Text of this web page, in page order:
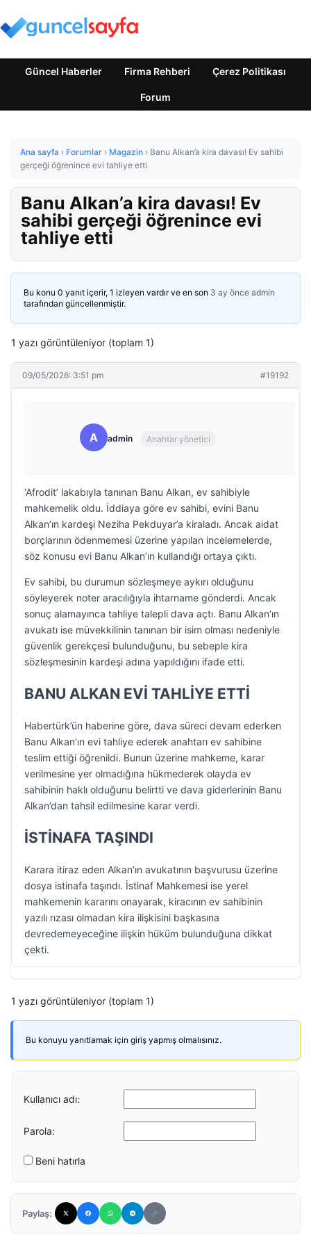
Güncel Haberler Firma Rehberi Çerez Politikası
Forum
Ana sayfa › Forumlar › Magazin › Banu Alkan’a kira davası! Ev sahibi
gerçeği öğrenince evi tahliye etti
Banu Alkan’a kira davası! Ev
sahibi gerçeği öğrenince evi
tahliye etti
Bu konu 0 yanıt içerir, 1 izleyen vardır ve en son 3 ay önce admin
tarafından güncellenmiştir.
1 yazı görüntüleniyor (toplam 1)
09/05/2026: 3:51 pm #19192
A admin Anahtar yönetici
‘Afrodit’ lakabıyla tanınan Banu Alkan, ev sahibiyle
mahkemelik oldu. İddiaya göre ev sahibi, evini Banu
Alkan’ın kardeşi Neziha Pekduyar’a kiraladı. Ancak aidat
borçlarının ödenmemesi üzerine yapılan incelemelerde,
söz konusu evi Banu Alkan’ın kullandığı ortaya çıktı.
Ev sahibi, bu durumun sözleşmeye aykırı olduğunu
söyleyerek noter aracılığıyla ihtarname gönderdi. Ancak
sonuç alamayınca tahliye talepli dava açtı. Banu Alkan’ın
avukatı ise müvekkilinin tanınan bir isim olması nedeniyle
güvenlik gerekçesi bulunduğunu, bu sebeple kira
sözleşmesinin kardeşi adına yapıldığını ifade etti.
BANU ALKAN EVİ TAHLİYE ETTİ
Habertürk’ün haberine göre, dava süreci devam ederken
Banu Alkan’ın evi tahliye ederek anahtarı ev sahibine
teslim ettiği öğrenildi. Bunun üzerine mahkeme, karar
verilmesine yer olmadığına hükmederek olayda ev
sahibinin haklı olduğunu belirtti ve dava giderlerinin Banu
Alkan’dan tahsil edilmesine karar verdi.
İSTİNAFA TAŞINDI
Karara itiraz eden Alkan’ın avukatının başvurusu üzerine
dosya istinafa taşındı. İstinaf Mahkemesi ise yerel
mahkemenin kararını onayarak, kiracının ev sahibinin
yazılı rızası olmadan kira ilişkisini başkasına
devredemeyeceğine ilişkin hüküm bulunduğuna dikkat
çekti.
1 yazı görüntüleniyor (toplam 1)
Bu konuyu yanıtlamak için giriş yapmış olmalısınız.
Kullanıcı adı:
Parola:
Beni hatırla
Paylaş: